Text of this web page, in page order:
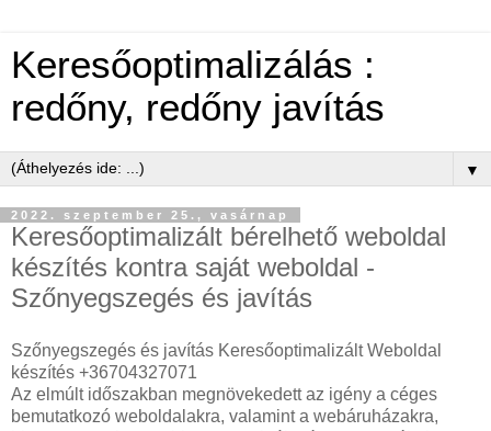
Keresőoptimalizálás :
redőny, redőny javítás
▼
2022. szeptember 25., vasárnap
Keresőoptimalizált bérelhető weboldal
készítés kontra saját weboldal -
Szőnyegszegés és javítás
Szőnyegszegés és javítás Keresőoptimalizált Weboldal
készítés +36704327071
Az elmúlt időszakban megnövekedett az igény a céges
bemutatkozó weboldalakra, valamint a webáruházakra,